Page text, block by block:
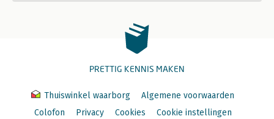
PRETTIG KENNIS MAKEN
Thuiswinkel waarborg
Algemene voorwaarden
Colofon
Privacy Cookies
Cookie instellingen